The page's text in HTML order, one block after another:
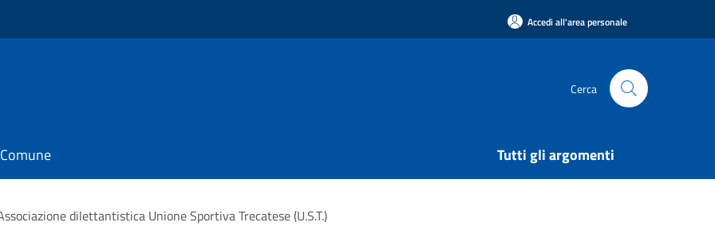
Accedi all'area personale
Cerca
Tutti gli argomenti
dilettantistica Unione Sportiva Trecatese (U.S.T.)